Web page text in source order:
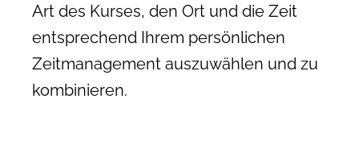
Art des Kurses, den Ort und die Zeit
entsprechend Ihrem persönlichen
Zeitmanagement auszuwählen und zu
kombinieren.